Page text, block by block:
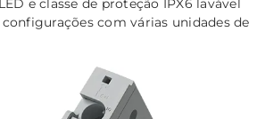
e classe de proteção IPX6 lavável
com várias unidades de